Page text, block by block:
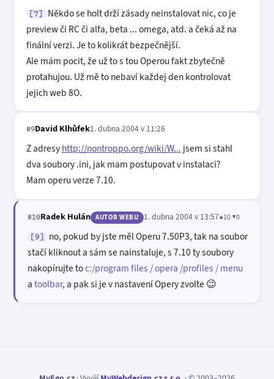
[7]
Někdo se holt drží zásady neinstalovat nic, co je
preview či RC či alfa, beta ... omega, atd. a čeká až na
finální verzi. Je to kolikrát bezpečnější.
Ale mám pocit, že už to s tou Operou fakt zbytečně
protahujou. Už mě to nebaví každej den kontrolovat
jejich web 8O.
#9David Klhůfek1. dubna 2004 v 11:26
Z adresyhttp://nontroppo.org/wiki/W... jsem si stahl
dva soubory .ini, jak mam postupovat v instalaci?
Mam operu verze 7.10.
#10Radek Hulán AUTOR WEBU 1. dubna 2004 v 13:57▲10 ▼0
[9]
no, pokud by jste měl Operu 7.50P3, tak na soubor
stačí kliknout a sám se nainstaluje, s 7.10 ty soubory
nakopírujte toc:/program files / opera /profiles / menu
atoolbar, a pak si je v nastavení Opery zvolte 😉